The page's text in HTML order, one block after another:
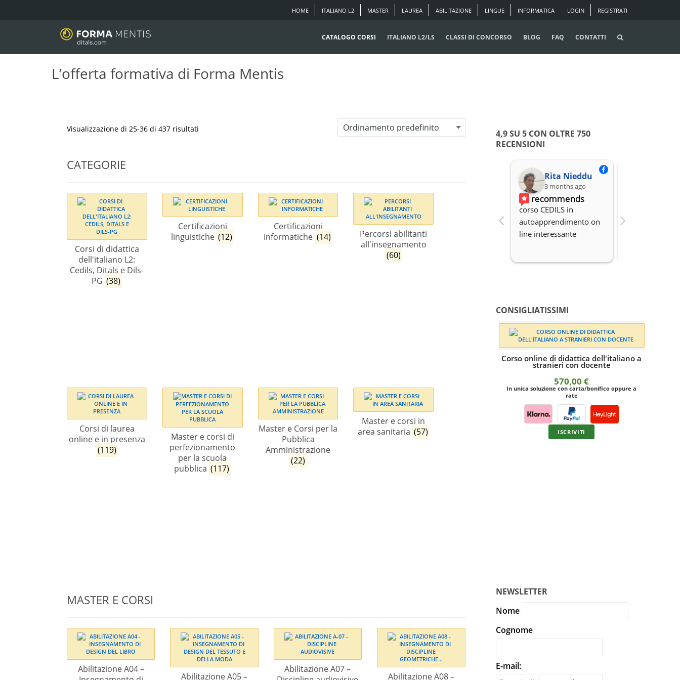
LOGIN REGISTRATI
HOME ITALIANO L2 MASTER LAUREA ABILITAZIONE LINGUE INFORMATICA
CATALOGO CORSI ITALIANO L2/LS CLASSI DI CONCORSO BLOG FAQ CONTATTI
L’offerta formativa di Forma Mentis
Visualizzazione di 25-36 di 437 risultati
CATEGORIE
Corsi di didattica
dell'italiano L2:
Cedils, Ditals e Dils-
PG (38)
Certificazioni
linguistiche (12)
Certificazioni
Informatiche (14)
Percorsi abilitanti
all'insegnamento
(60)
Corsi di laurea
online e in presenza
(119)
Master e corsi di
perfezionamento
per la scuola
pubblica (117)
Master e Corsi per la
Pubblica
Amministrazione
(22)
Master e corsi in
area sanitaria (57)
MASTER E CORSI
Abilitazione A04 –
Abilitazione A05 –
Abilitazione A07 –
Abilitazione A08 –
4,9 SU 5 CON OLTRE 750
RECENSIONI
Rita Nieddu
3 months ago
recommends
corso CEDILS in
autoapprendimento on
line interessante
CONSIGLIATISSIMI
Corso online di didattica dell'italiano a
stranieri con docente
570,00 €
In unica soluzione con carta/bonifico oppure a
rate
ISCRIVITI
NEWSLETTER
Nome
Cognome
E-mail: